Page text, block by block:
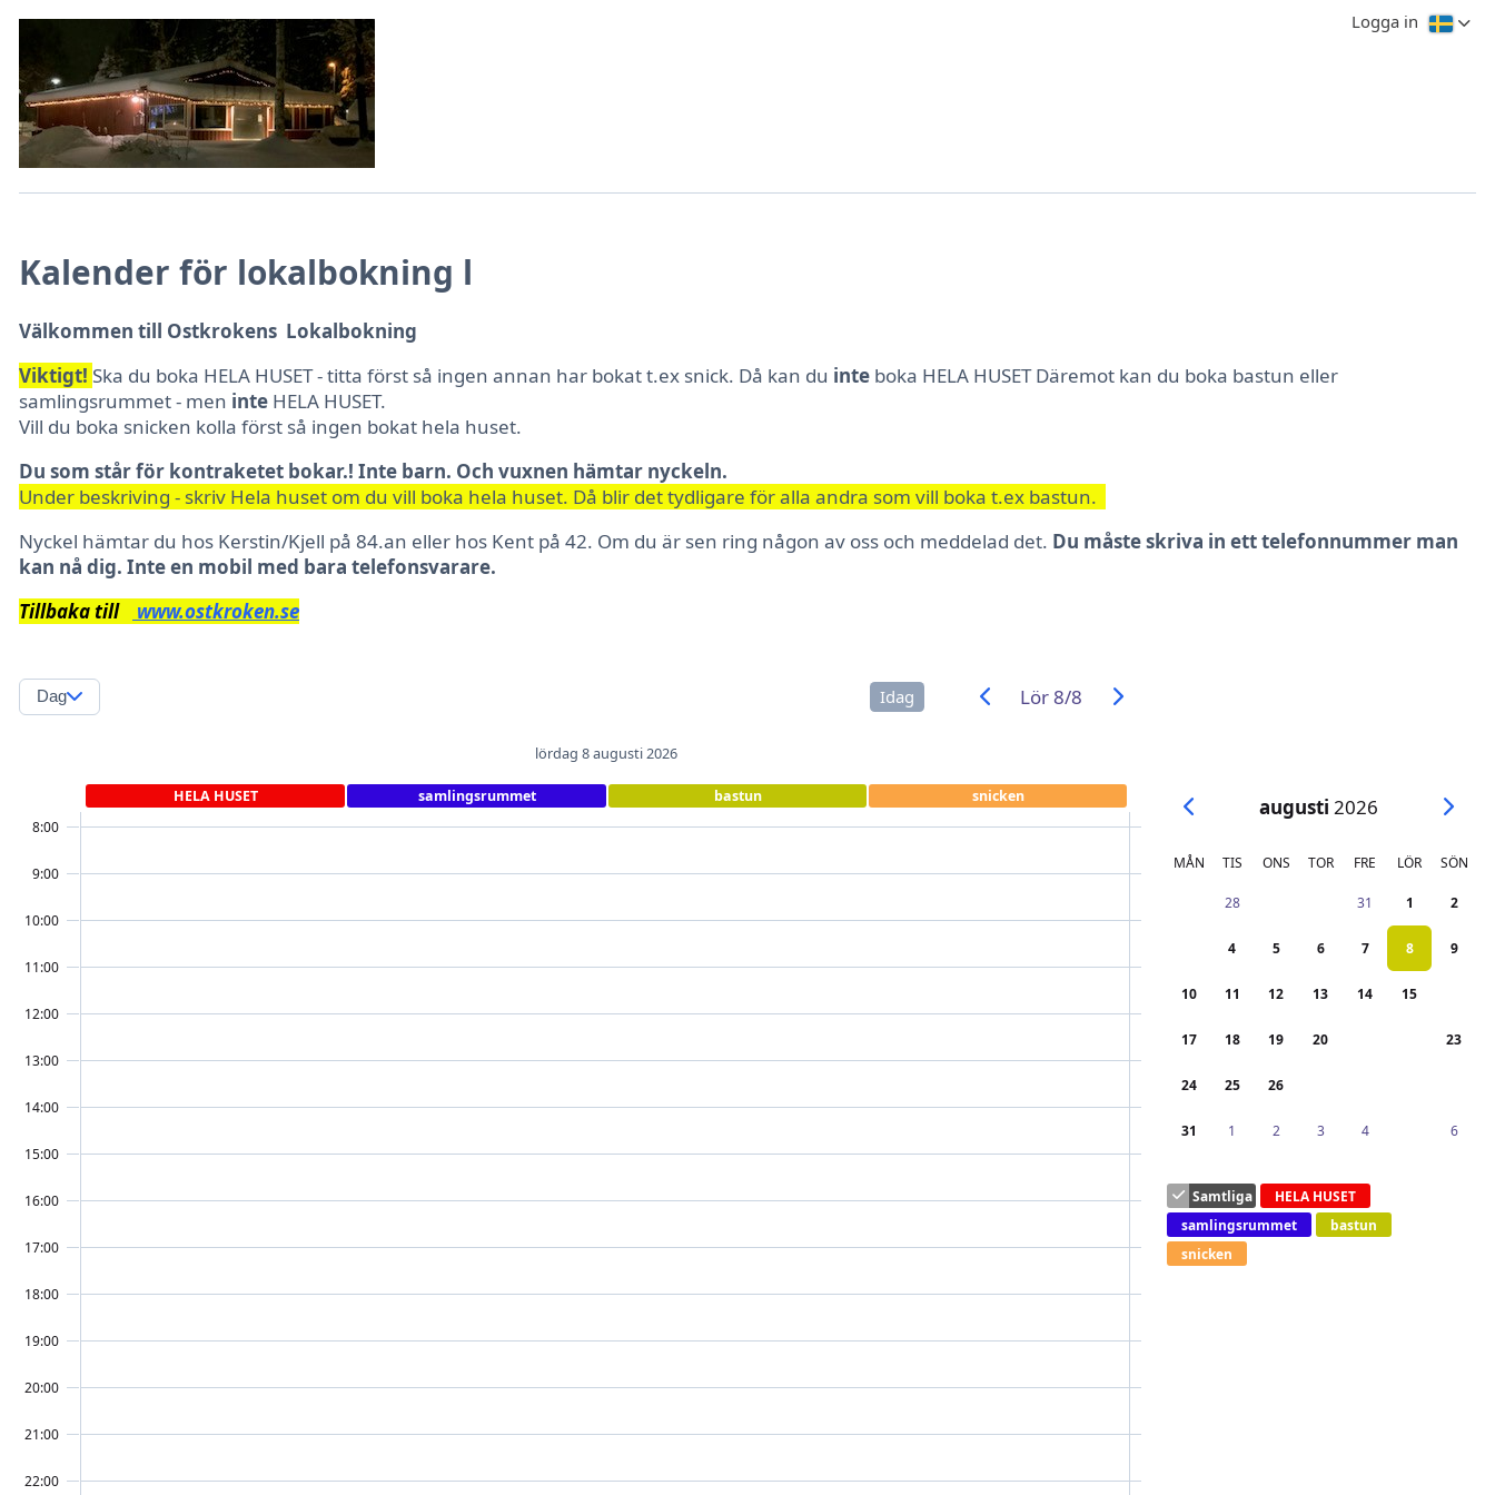
Logga in
Kalender för lokalbokning l
Välkommen till Ostkrokens Lokalbokning
Viktigt! Ska du boka HELA HUSET - titta först så ingen annan har bokat t.ex snick. Då kan du inte boka HELA HUSET Däremot kan du boka bastun eller
samlingsrummet - men inte HELA HUSET.
Vill du boka snicken kolla först så ingen bokat hela huset.
Du som står för kontraketet bokar.! Inte barn. Och vuxnen hämtar nyckeln.
Under beskriving - skriv Hela huset om du vill boka hela huset. Då blir det tydligare för alla andra som vill boka t.ex bastun.
Nyckel hämtar du hos Kerstin/Kjell på 84.an eller hos Kent på 42. Om du är sen ring någon av oss och meddelad det. Du måste skriva in ett telefonnummer man
kan nå dig. Inte en mobil med bara telefonsvarare.
Tillbaka till
www.ostkroken.se
Samtliga
HELA HUSET
samlingsrummet
bastun
snicken
augusti 2026
MÅN TIS ONS TOR FRE LÖR SÖN
28 31 1 2
4 5 6 7 8 9
10 11 12 13 14 15
17 18 19 20 23
24 25 26
31 1 2 3 4 6
Lör 8/8
Idag
Dag
lördag 8 augusti 2026
HELA HUSET samlingsrummet bastun
snicken
8:00
9:00
10:00
11:00
12:00
13:00
14:00
15:00
16:00
17:00
18:00
19:00
20:00
21:00
22:00